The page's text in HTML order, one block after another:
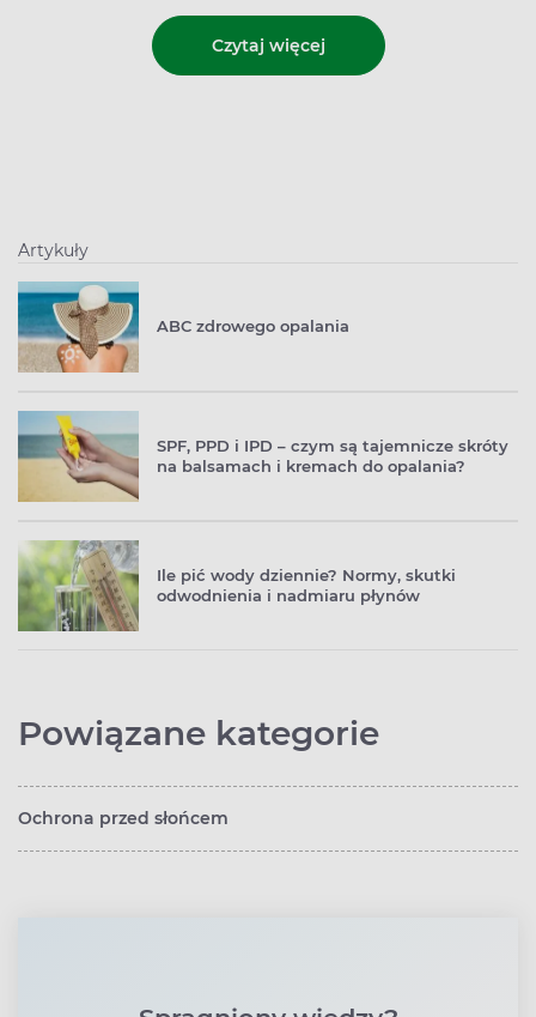
Czytaj więcej
Artykuły
ABC zdrowego opalania
SPF, PPD i IPD – czym są tajemnicze skróty
na balsamach i kremach do opalania?
Ile pić wody dziennie? Normy, skutki
odwodnienia i nadmiaru płynów
Powiązane kategorie
Ochrona przed słońcem